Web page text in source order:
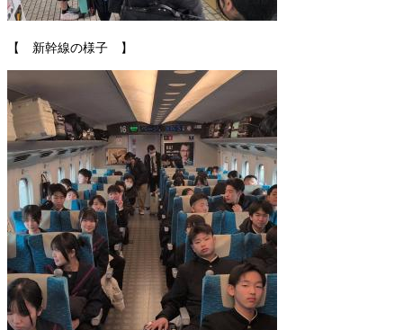
【 新幹線の様子 】